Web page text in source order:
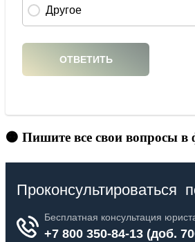
🟠 Пишите все свои вопросы